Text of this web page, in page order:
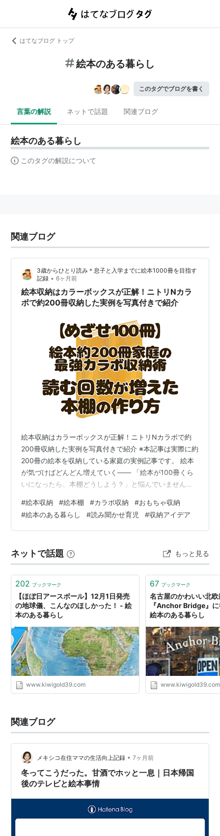
はてなブログ トップ
絵本のある暮らし
このタグでブログを書く
言葉の解説 ネットで話題 関連ブログ
絵本のある暮らし
このタグの解説について
関連ブログ
3歳からひとり読み＊息子と入学までに絵本1000冊を目指す
記録 • 6ヶ月前
絵本収納はカラーボックスが正解！ニトリNカラ
ボで約200冊収納した実例を写真付きで紹介
絵本収納はカラーボックスが正解！ニトリNカラボで約
200冊収納した実例を写真付きで紹介 ※本記事は実際に約
200冊の絵本を収納している家庭の実例記事です。 絵本
が気づけばどんどん増えていく―― 「絵本が100冊くら
いになったら、本棚どうしよう？」と悩んでいません
をスタート。 気づけば今では約200冊の絵本と毎日暮ら
しています。 200冊を目前にして、本棚を買い替える？
それとも大きな専用絵本棚を置く？ …そう悩んだ末にた
✔ 子どもが自分で出し入れできる高さ✔ 本が増えても連
結で拡張できる✔…
#絵本収納 #絵本棚 #カラボ収納 #おもちゃ収納
#絵本のある暮らし #読み聞かせ育児 #収納アイデア
ネットで話題 もっと見る
202 ブックマーク
【ほぼ日アースボール】12月1日発売
の地球儀、こんなのほしかった！ - 絵
本のある暮らし
www.kiwigold39.com
67 ブックマーク
名古屋のかわいい北
『Anchor Bridge』
絵本のある暮らし
www.kiwigold39.com
関連ブログ
メキシコ在住ママの生活向上記録 • 7ヶ月前
冬ってこうだった。甘酒でホッと一息｜日本帰国
後のテレビと絵本事情